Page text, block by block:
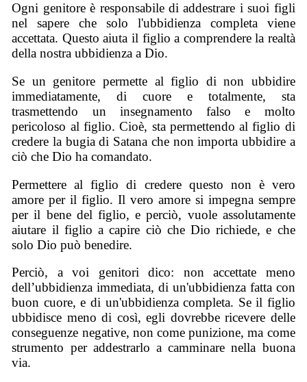
Ogni genitore è responsabile di addestrare i suoi figli
nel sapere che solo l'ubbidienza completa viene
accettata. Questo aiuta il figlio a comprendere la realtà
della nostra ubbidienza a Dio.
Se un genitore permette al figlio di non ubbidire
immediatamente, di cuore e totalmente, sta
trasmettendo un insegnamento falso e molto
pericoloso al figlio. Cioè, sta permettendo al figlio di
credere la bugia di Satana che non importa ubbidire a
ciò che Dio ha comandato.
Permettere al figlio di credere questo non è vero
amore per il figlio. Il vero amore si impegna sempre
per il bene del figlio, e perciò, vuole assolutamente
aiutare il figlio a capire ciò che Dio richiede, e che
solo Dio può benedire.
Perciò, a voi genitori dico: non accettate meno
dell’ubbidienza immediata, di un'ubbidienza fatta con
buon cuore, e di un'ubbidienza completa. Se il figlio
ubbidisce meno di così, egli dovrebbe ricevere delle
conseguenze negative, non come punizione, ma come
strumento per addestrarlo a camminare nella buona
via.